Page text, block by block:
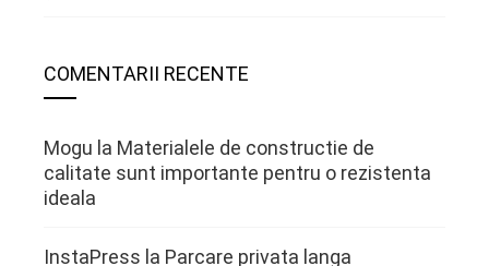
COMENTARII RECENTE
Mogu la Materialele de constructie de
calitate sunt importante pentru o rezistenta
ideala
InstaPress la Parcare privata langa